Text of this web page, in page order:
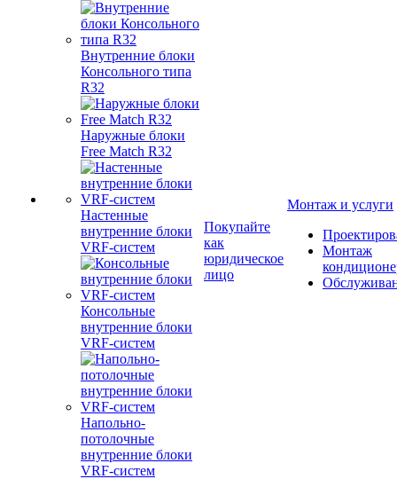
Внутренние блоки
Консольного типа
R32
Наружные блоки
Free Match R32
Настенные
внутренние блоки
VRF-систем
Консольные
внутренние блоки
VRF-систем
Напольно-
потолочные
внутренние блоки
VRF-систем
Покупайте
как
юридическое
лицо
Монтаж и услуги
Монтаж